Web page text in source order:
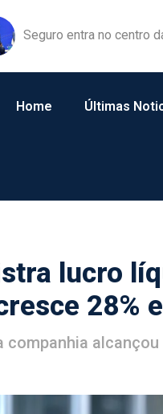
Equipamentos
Home Últimas
lucro
28%
companhia